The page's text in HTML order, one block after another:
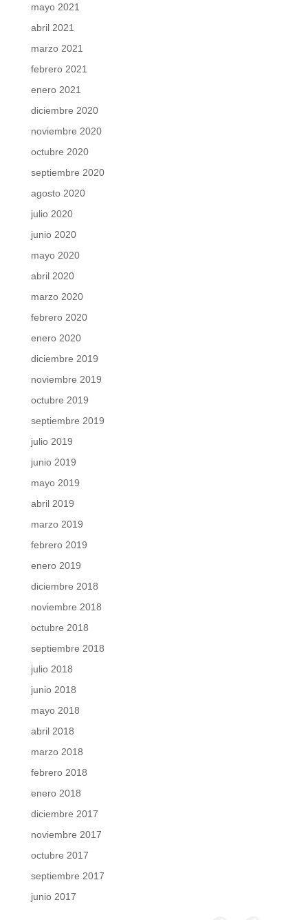
mayo 2021
abril 2021
marzo 2021
febrero 2021
enero 2021
diciembre 2020
noviembre 2020
octubre 2020
septiembre 2020
agosto 2020
julio 2020
junio 2020
mayo 2020
abril 2020
marzo 2020
febrero 2020
enero 2020
diciembre 2019
noviembre 2019
octubre 2019
septiembre 2019
julio 2019
junio 2019
mayo 2019
abril 2019
marzo 2019
febrero 2019
enero 2019
diciembre 2018
noviembre 2018
octubre 2018
septiembre 2018
julio 2018
junio 2018
mayo 2018
abril 2018
marzo 2018
febrero 2018
enero 2018
diciembre 2017
noviembre 2017
octubre 2017
septiembre 2017
junio 2017